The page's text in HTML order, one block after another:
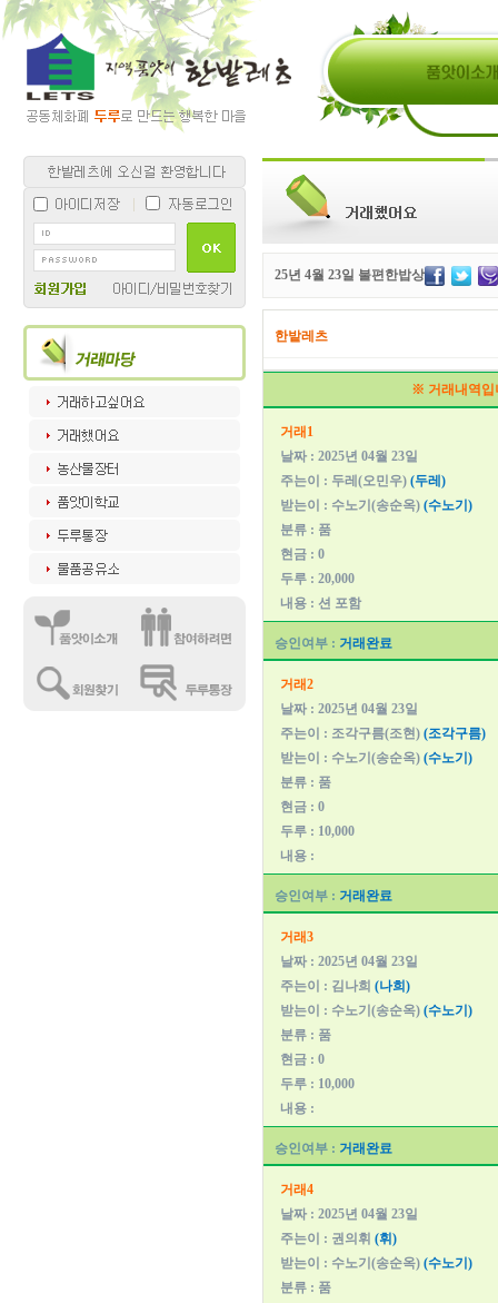
25년 4월 23일 불편한밥상
한밭레츠
※ 거래내역입
거래1
날짜 : 2025년 04월 23일
주는이 : 두레(오민우) (두레)
받는이 : 수노기(송순옥) (수노기)
분류 : 품
현금 : 0
두루 : 20,000
내용 : 션 포함
승인여부 : 거래완료
거래2
날짜 : 2025년 04월 23일
주는이 : 조각구름(조현) (조각구름)
받는이 : 수노기(송순옥) (수노기)
분류 : 품
현금 : 0
두루 : 10,000
내용 :
승인여부 : 거래완료
거래3
날짜 : 2025년 04월 23일
주는이 : 김나희 (나희)
받는이 : 수노기(송순옥) (수노기)
분류 : 품
현금 : 0
두루 : 10,000
내용 :
승인여부 : 거래완료
거래4
날짜 : 2025년 04월 23일
주는이 : 권의휘 (휘)
받는이 : 수노기(송순옥) (수노기)
분류 : 품